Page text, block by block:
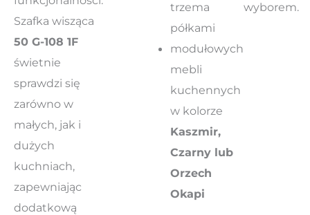
Szafka wisząca
50 G-108 1F
świetnie
sprawdzi się
zarówno w
małych, jak i
dużych
kuchniach,
zapewniając
dodatkową
trzema
półkami
modułowych
mebli
kuchennych
w kolorze
Kaszmir,
Czarny lub
Orzech
Okapi
wyborem.